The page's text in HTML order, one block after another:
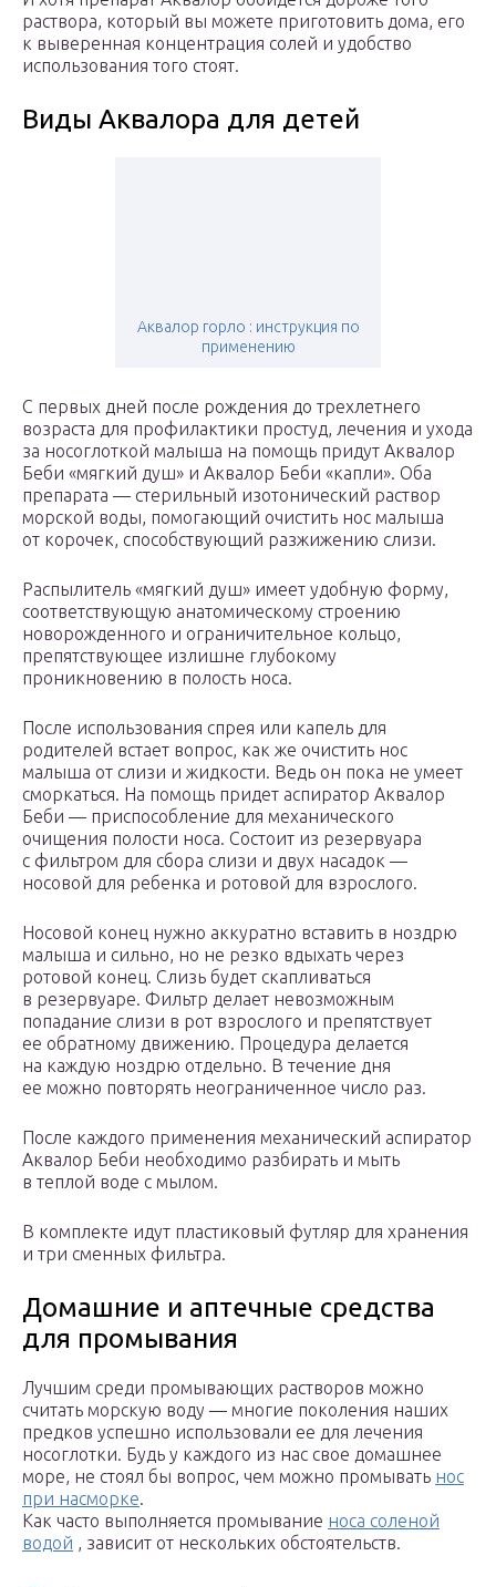
раствора, который вы можете приготовить дома, его
к выверенная концентрация солей и удобство
использования того стоят.
Виды Аквалора для детей
Аквалор горло : инструкция по
применению
С первых дней после рождения до трехлетнего
возраста для профилактики простуд, лечения и ухода
за носоглоткой малыша на помощь придут Аквалор
Беби «мягкий душ» и Аквалор Беби «капли». Оба
препарата — стерильный изотонический раствор
морской воды, помогающий очистить нос малыша
от корочек, способствующий разжижению слизи.
Распылитель «мягкий душ» имеет удобную форму,
соответствующую анатомическому строению
новорожденного и ограничительное кольцо,
препятствующее излишне глубокому
проникновению в полость носа.
После использования спрея или капель для
родителей встает вопрос, как же очистить нос
малыша от слизи и жидкости. Ведь он пока не умеет
сморкаться. На помощь придет аспиратор Аквалор
Беби — приспособление для механического
очищения полости носа. Состоит из резервуара
с фильтром для сбора слизи и двух насадок —
носовой для ребенка и ротовой для взрослого.
Носовой конец нужно аккуратно вставить в ноздрю
малыша и сильно, но не резко вдыхать через
ротовой конец. Слизь будет скапливаться
в резервуаре. Фильтр делает невозможным
попадание слизи в рот взрослого и препятствует
ее обратному движению. Процедура делается
на каждую ноздрю отдельно. В течение дня
ее можно повторять неограниченное число раз.
После каждого применения механический аспиратор
Аквалор Беби необходимо разбирать и мыть
в теплой воде с мылом.
В комплекте идут пластиковый футляр для хранения
и три сменных фильтра.
Домашние и аптечные средства
для промывания
Лучшим среди промывающих растворов можно
считать морскую воду — многие поколения наших
предков успешно использовали ее для лечения
носоглотки. Будь у каждого из нас свое домашнее
море, не стоял бы вопрос, чем можно промывать нос
при насморке.
Как часто выполняется промывание носа соленой
водой , зависит от нескольких обстоятельств.